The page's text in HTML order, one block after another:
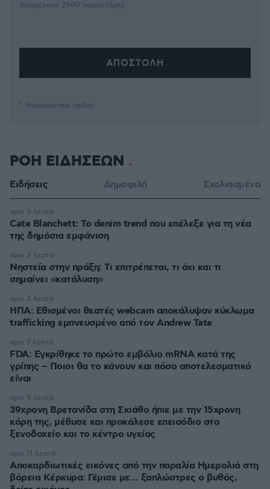
Απομένουν 2500 χαρακτήρες
* Υποχρεωτικά πεδία
ΡΟΗ ΕΙΔΗΣΕΩΝ
Ειδήσεις Δημοφιλή Σχολιασμένα
Cate Blanchett: Το denim trend που επέλεξε για τη νέα
της δημόσια εμφάνιση
πριν 3 λεπτά
Νηστεία στην πράξη: Τι επιτρέπεται, τι όχι και τι
σημαίνει «κατάλυση»
πριν 3 λεπτά
ΗΠΑ: Εθισμένοι θεατές webcam αποκάλυψαν κύκλωμα
trafficking εμπνευσμένο από τον Andrew Tate
πριν 3 λεπτά
FDA: Εγκρίθηκε το πρώτο εμβόλιο mRNA κατά της
γρίπης – Ποιοι θα το κάνουν και πόσο αποτελεσματικό
είναι
πριν 7 λεπτά
39χρονη Βρετανίδα στη Σκιάθο ήπιε με την 15χρονη
κόρη της, μέθυσε και προκάλεσε επεισόδιο στο
ξενοδοχείο και το κέντρο υγείας
πριν 9 λεπτά
Αποκαρδιωτικές εικόνες από την παραλία Ημερολιά στη
βόρεια Κέρκυρα: Γέμισε με... ξαπλώστρες ο βυθός,
πριν 11 λεπτά